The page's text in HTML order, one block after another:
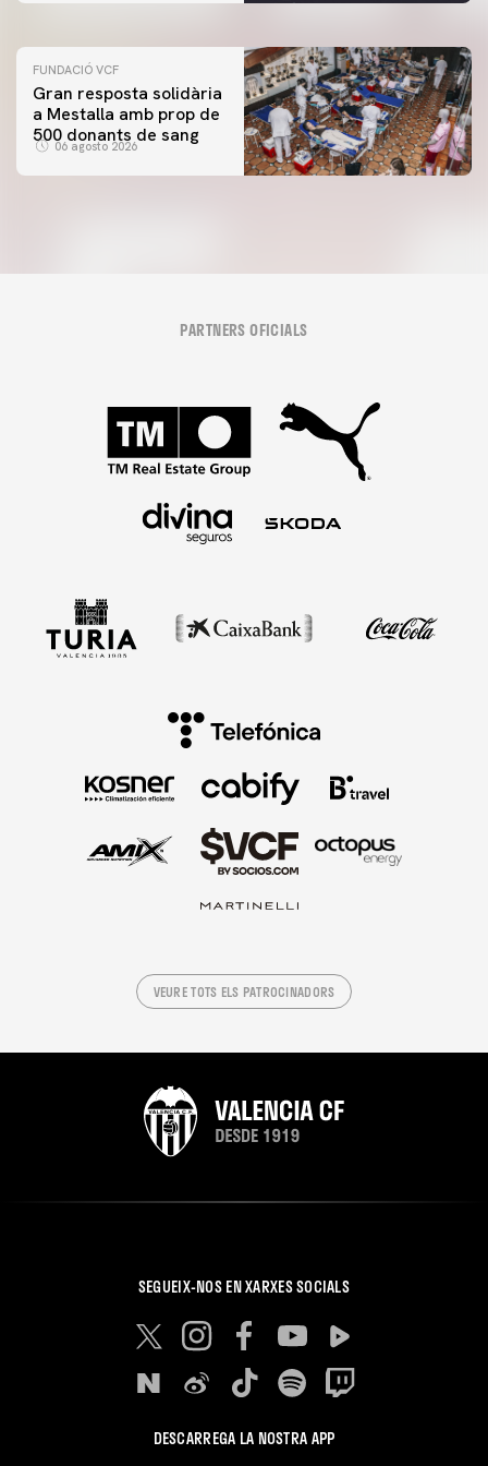
FUNDACIÓ VCF
Gran resposta solidària
a Mestalla amb prop de
500 donants de sang
06 agosto 2026
PARTNERS OFICIALS
VEURE TOTS ELS PATROCINADORS
SEGUEIX-NOS EN XARXES SOCIALS
DESCARREGA LA NOSTRA APP